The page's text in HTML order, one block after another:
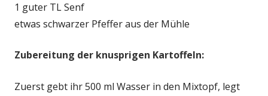
1 guter TL Senf
etwas schwarzer Pfeffer aus der Mühle
Zubereitung der knusprigen Kartoffeln:
Zuerst gebt ihr 500 ml Wasser in den Mixtopf, legt